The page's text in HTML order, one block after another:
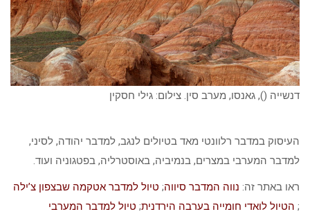
דנשייה (), גאנסו, מערב סין. צילום: גילי חסקין
העיסוק במדבר רלוונטי מאד בטיולים לנגב, למדבר יהודה, לסיני,
למדבר המערבי במצרים, בנמיביה, באוסטרליה, בפטגוניה ועוד.
ראו באתר זה: נווה המדבר סיווה; טיול למדבר אטקמה שבצפון צ’ילה
; הטיול לואדי חומייה בערבה הירדנית; טיול למדבר המערבי